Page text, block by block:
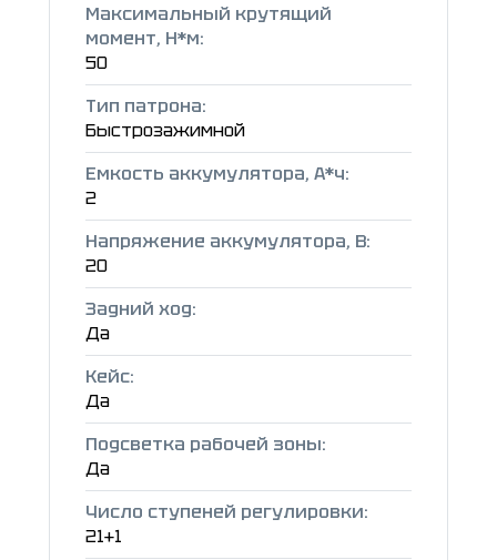
Максимальный крутящий
момент, Н*м:
50
Тип патрона:
Быстрозажимной
Емкость аккумулятора, А*ч:
2
Напряжение аккумулятора, В:
20
Задний ход:
Да
Кейс:
Да
Подсветка рабочей зоны:
Да
Число ступеней регулировки:
21+1